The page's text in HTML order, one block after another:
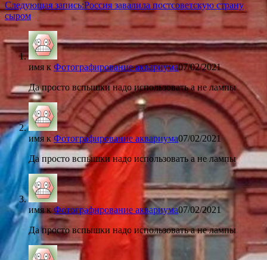
Следующая запись:Россия завалила постсоветскую страну
сыром
имя к Фотографирование аквариума07/02/2021
Да просто вспышки надо использовать а не лампы
имя к Фотографирование аквариума07/02/2021
Да просто вспышки надо использовать а не лампы
имякФотографирование аквариума07/02/2021
Да просто вспышки надо использовать а не лампы